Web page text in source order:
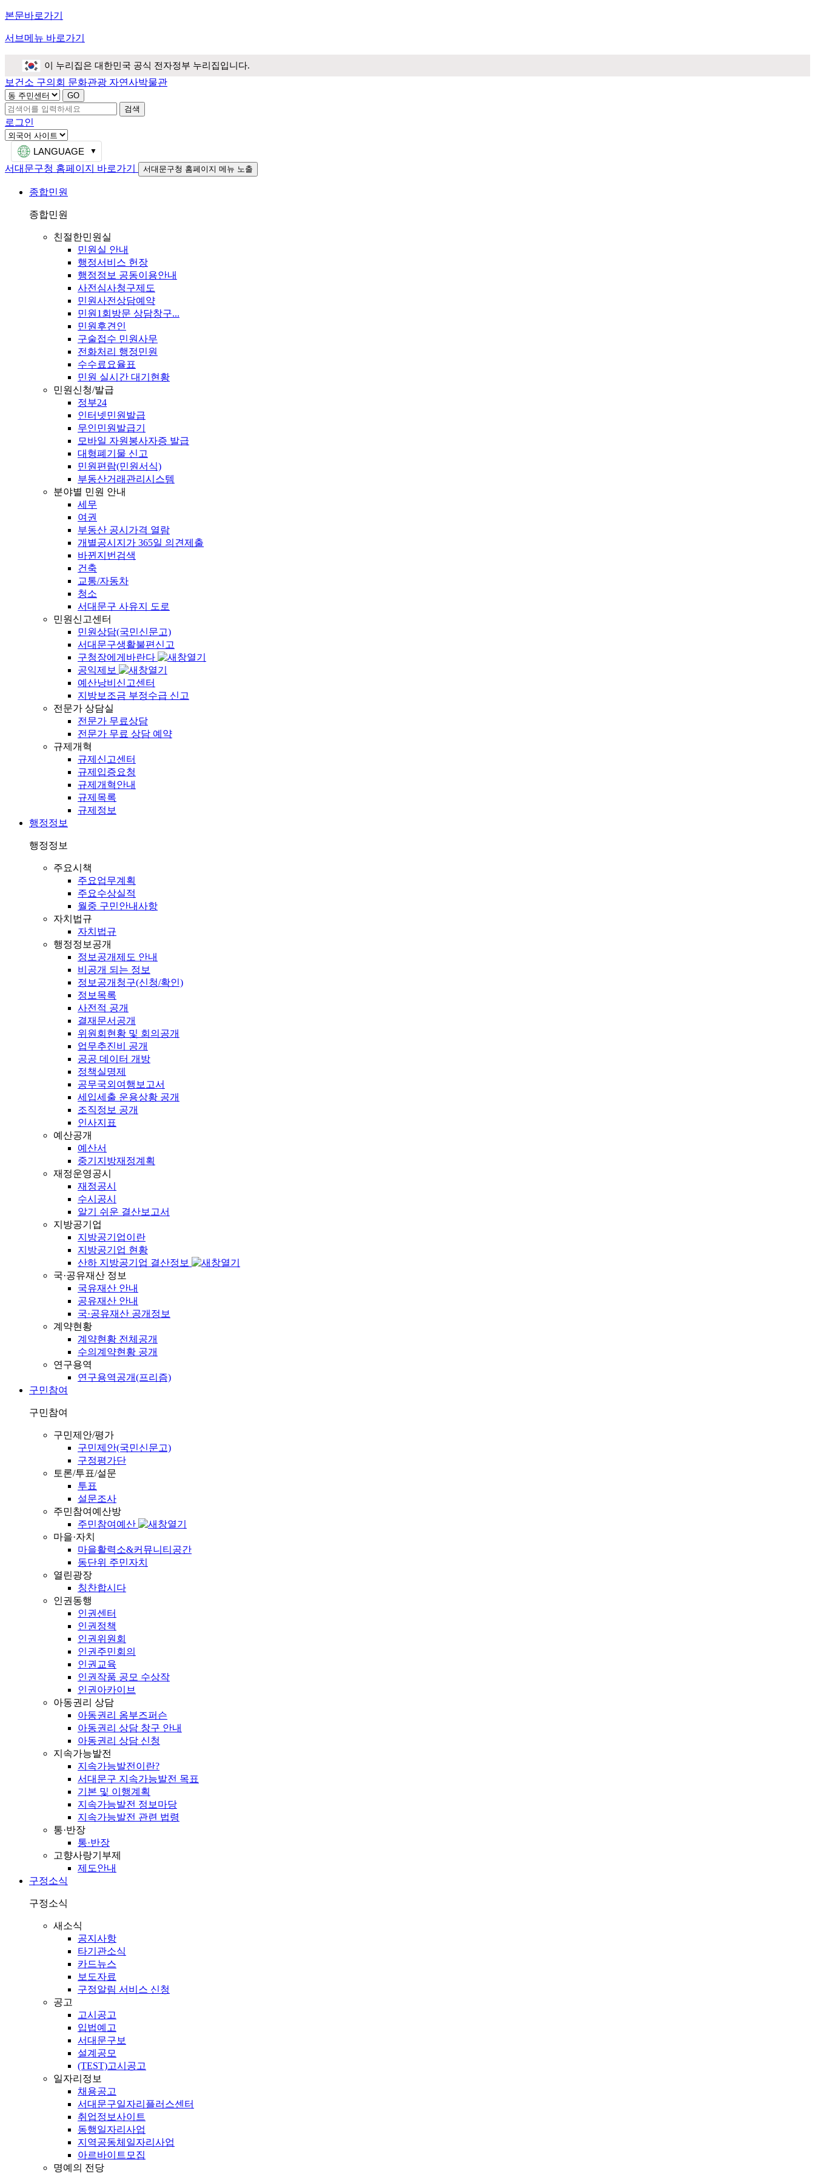
본문바로가기
서브메뉴 바로가기
이 누리집은 대한민국 공식 전자정부 누리집입니다.
보건소 구의회 문화관광 자연사박물관
검색
로그인
LANGUAGE
서대문구청 홈페이지 바로가기
서대문구청 홈페이지 메뉴 노출
종합민원
종합민원
친절한민원실
민원실 안내
행정서비스 헌장
행정정보 공동이용안내
사전심사청구제도
민원사전상담예약
민원1회방문 상담창구...
민원후견인
구술접수 민원사무
전화처리 행정민원
수수료요율표
민원 실시간 대기현황
민원신청/발급
정부24
인터넷민원발급
무인민원발급기
모바일 자원봉사자증 발급
대형폐기물 신고
민원편람(민원서식)
부동산거래관리시스템
분야별 민원 안내
세무
여권
부동산 공시가격 열람
개별공시지가 365일 의견제출
바뀐지번검색
건축
교통/자동차
청소
서대문구 사유지 도로
민원신고센터
민원상담(국민신문고)
서대문구생활불편신고
구청장에게바란다
공익제보
예산낭비신고센터
지방보조금 부정수급 신고
전문가 상담실
전문가 무료상담
전문가 무료 상담 예약
규제개혁
규제신고센터
규제입증요청
규제개혁안내
규제목록
규제정보
행정정보
행정정보
주요시책
주요업무계획
주요수상실적
월중 구민안내사항
자치법규
자치법규
행정정보공개
정보공개제도 안내
비공개 되는 정보
정보공개청구(신청/확인)
정보목록
사전적 공개
결재문서공개
위원회현황 및 회의공개
업무추진비 공개
공공 데이터 개방
정책실명제
공무국외여행보고서
세입세출 운용상황 공개
조직정보 공개
인사지표
예산공개
예산서
중기지방재정계획
재정운영공시
재정공시
수시공시
알기 쉬운 결산보고서
지방공기업
지방공기업이란
지방공기업 현황
산하 지방공기업 결산정보
국·공유재산 정보
국유재산 안내
공유재산 안내
국·공유재산 공개정보
계약현황
계약현황 전체공개
수의계약현황 공개
연구용역
연구용역공개(프리즘)
구민참여
구민참여
구민제안/평가
구민제안(국민신문고)
구정평가단
토론/투표/설문
투표
설문조사
주민참여예산방
주민참여예산
마을·자치
마을활력소&커뮤니티공간
동단위 주민자치
열린광장
칭찬합시다
인권동행
인권센터
인권정책
인권위원회
인권주민회의
인권교육
인권작품 공모 수상작
인권아카이브
아동권리 상담
아동권리 옴부즈퍼슨
아동권리 상담 창구 안내
아동권리 상담 신청
지속가능발전
지속가능발전이란?
서대문구 지속가능발전 목표
기본 및 이행계획
지속가능발전 정보마당
지속가능발전 관련 법령
통·반장
통·반장
고향사랑기부제
제도안내
구정소식
구정소식
새소식
공지사항
타기관소식
카드뉴스
보도자료
구정알림 서비스 신청
공고
고시공고
입법예고
서대문구보
설계공모
(TEST)고시공고
일자리정보
채용공고
서대문구일자리플러스센터
취업정보사이트
동행일자리사업
지역공동체일자리사업
아르바이트모집
명예의 전당